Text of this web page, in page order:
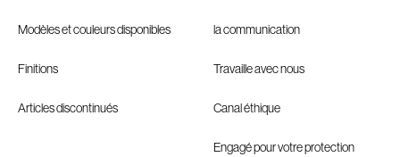
Modèles et couleurs disponibles
Finitions
Articles discontinués
la communication
Travaille avec nous
Canal éthique
Engagé pour votre protection